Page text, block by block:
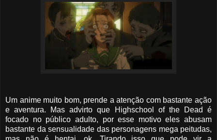
Um anime muito bom, prende a atenção com bastante ação
e aventura. Mas advirto que Highschool of the Dead é
focado no público adulto, por esse motivo eles abusam
bastante da sensualidade das personagens mega peitudas,